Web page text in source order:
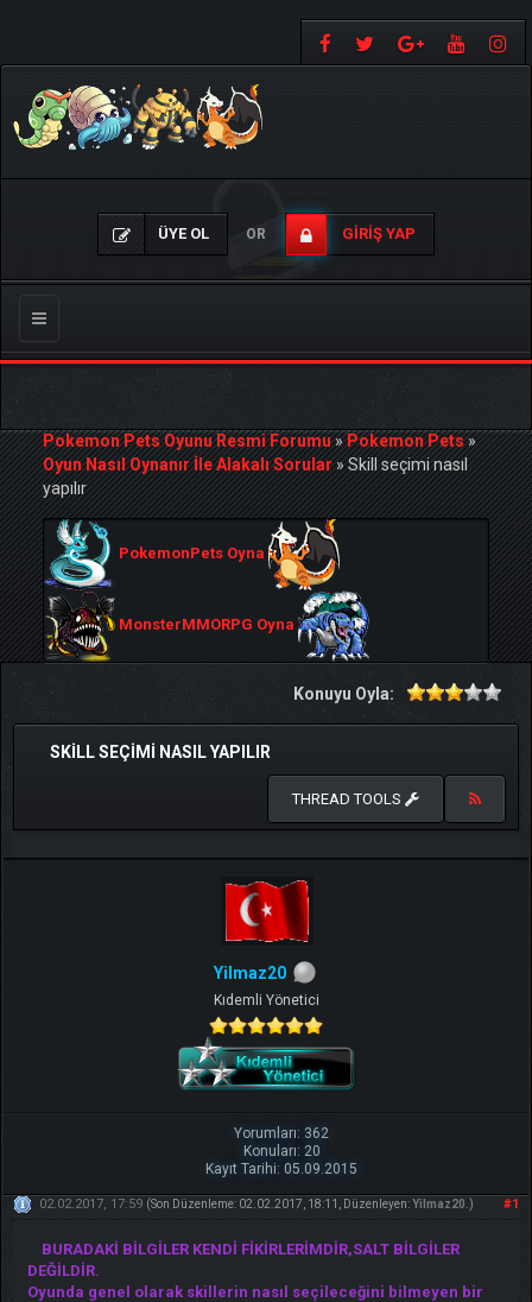
ÜYE OL OR GIRIŞ YAP
Gezinmeyi
Değiştir
Pokemon Pets Oyunu Resmi Forumu»Pokemon Pets»
Oyun Nasıl Oynanır İle Alakalı Sorular»Skill seçimi nasıl
yapılır
PokemonPets Oyna
MonsterMMORPG Oyna
Konuyu Oyla:
SKILL SEÇIMI NASIL YAPILIR
THREAD TOOLS
Yilmaz20
Kıdemli Yönetici
Yorumları: 362
Konuları: 20
Kayıt Tarihi: 05.09.2015
#1
02.02.2017, 17:59 (Son Düzenleme: 02.02.2017, 18:11, Düzenleyen:Yilmaz20 .)
BURADAKİ BİLGİLER KENDİ FİKİRLERİMDİR,SALT BİLGİLER
DEĞİLDİR.
Oyunda genel olarak skillerin nasıl seçileceğini bilmeyen bir